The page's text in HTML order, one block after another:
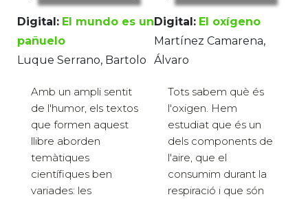
Digital: El mundo es un
pañuelo
Luque Serrano, Bartolo
Amb un ampli sentit
de l'humor, els textos
que formen aquest
llibre aborden
temàtiques
científiques ben
variades: les
Digital: El oxígeno
Martínez Camarena,
Álvaro
Tots sabem què és
l'oxigen. Hem
estudiat que és un
dels components de
l'aire, que el
consumim durant la
respiració i que són